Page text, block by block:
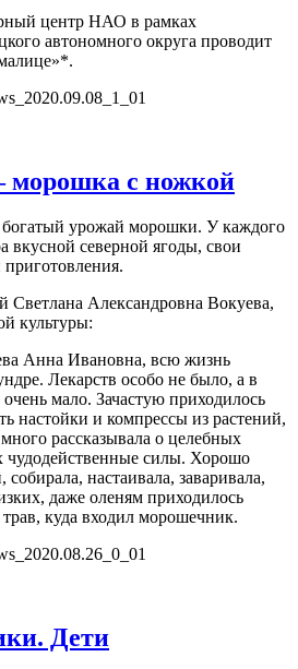
центр НАО в рамках
автономного округа проводит
морошка с ножкой
богатый урожай морошки. У каждого
вкусной северной ягоды, свои
Светлана Александровна Вокуева,
культуры:
Анна Ивановна, всю жизнь
Лекарств особо не было, а в
мало. Зачастую приходилось
настойки и компрессы из растений,
рассказывала о целебных
чудодейственные силы. Хорошо
собирала, настаивала, заваривала,
даже оленям приходилось
трав, куда входил морошечник.
Дети